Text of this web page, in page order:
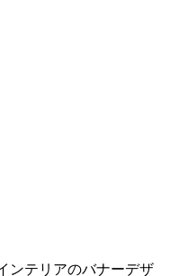
ンテリアのバナーデザ